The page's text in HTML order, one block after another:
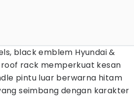
black emblem Hyundai &
rack memperkuat kesan
pintu luar berwarna hitam
seimbang dengan karakter